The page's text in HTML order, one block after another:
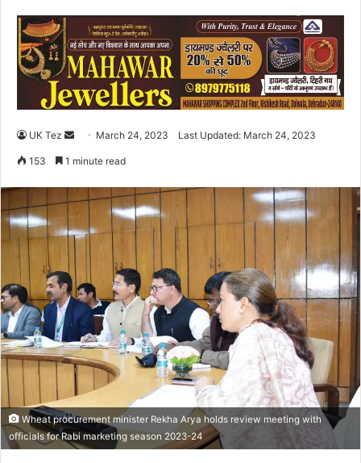
UK Tez
d
n
e
a
i
March 24, 2023 Last Updated: March 24, 2023
153 1 minute read
Wheat procurement minister Rekha Arya holds review meeting with
officials for Rabi marketing season 2023-24